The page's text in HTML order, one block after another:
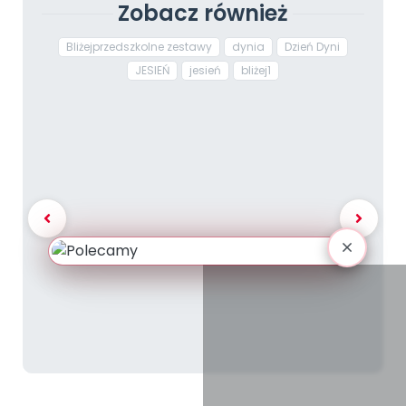
Zobacz również
Bliżejprzedszkolne zestawy dynia
Dzień Dyni
JESIEŃ
jesień bliżej1